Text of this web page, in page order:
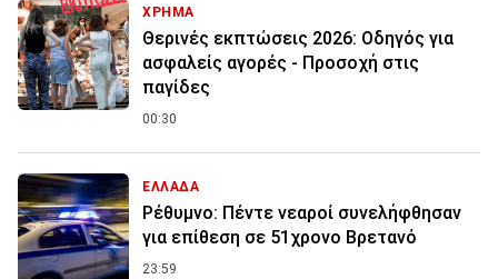
ΧΡΗΜΑ
Θερινές εκπτώσεις 2026: Οδηγός για
ασφαλείς αγορές - Προσοχή στις
παγίδες
00:30
ΕΛΛΑΔΑ
Ρέθυμνο: Πέντε νεαροί συνελήφθησαν
για επίθεση σε 51χρονο Βρετανό
23:59